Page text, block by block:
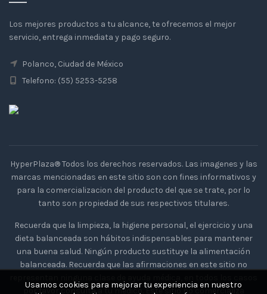
Los mejores productos a tu alcance, te ofrecemos el mejor
servicio, entrega inmediata y pago seguro.
Polanco, Ciudad de México
Telefono: (55) 5253-5258
HyperPlaza® Todos los derechos reservados. Las imagenes y las
marcas mencionadas en este sitio son con fines informativos y
para la comercializacion del producto del que se trate, por lo
tanto son propiedad de sus respectivos titulares.
Recuerda que la limpieza, la higiene personal, el ejercicio y una
dieta balanceada son hábitos indispensables para mantener
una buena salud. Ningún producto sustituye la alimentación
balanceada. Recuerda que las afirmaciones en este sitio no
por favor consulta a tu medico. Este sitio no comercializa
Usamos cookies para mejorar tu experiencia en nuestro